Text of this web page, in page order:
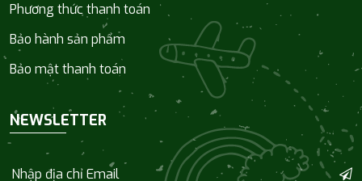
Phương thức thanh toán
Bảo hành sản phẩm
Bảo mật thanh toán
NEWSLETTER